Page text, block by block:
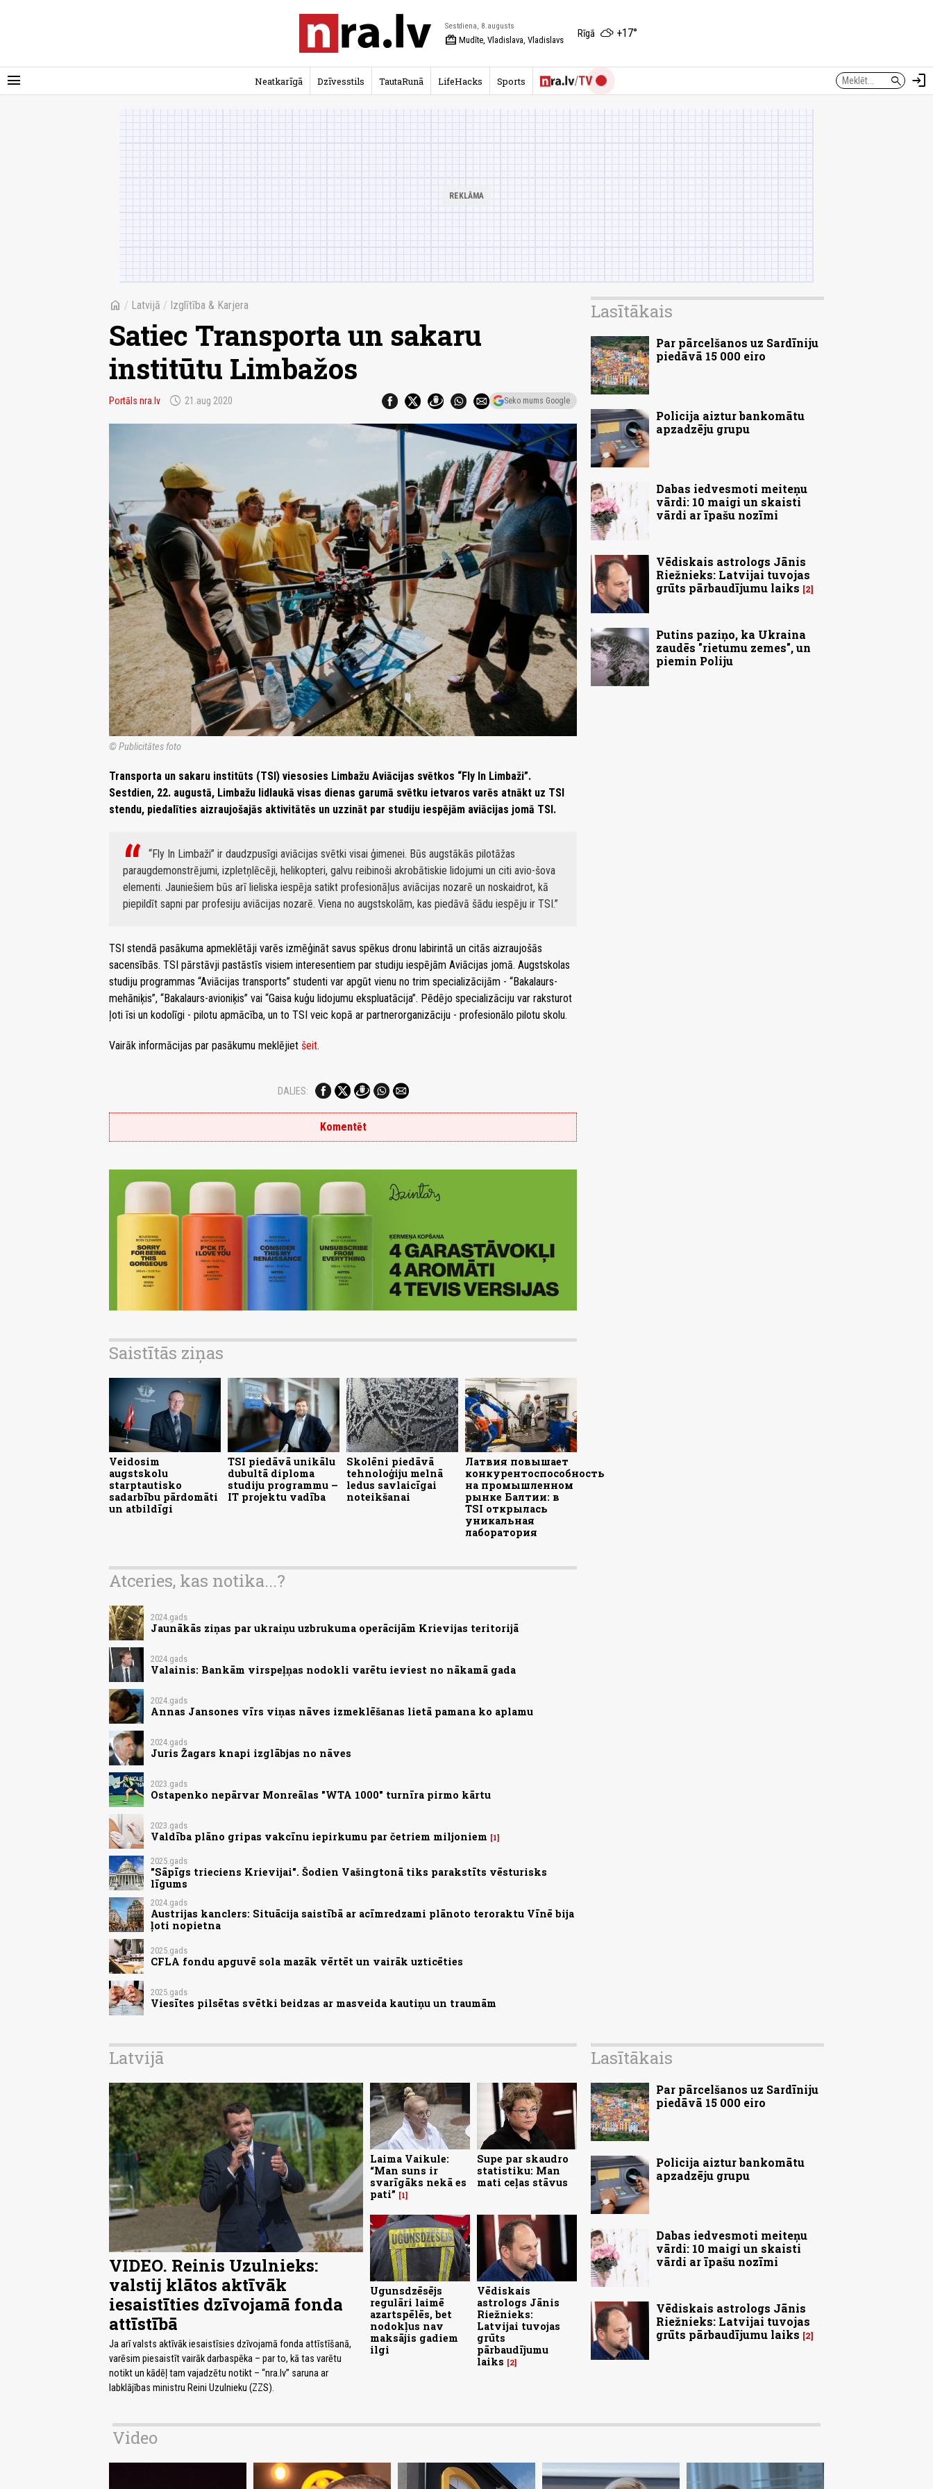
menu
Sestdiena, 8.augusts
redeem Mudīte, Vladislava, Vladislavs
Rīgā +17°
search login
Neatkarīgā Dzīvesstils TautaRunā LifeHacks Sports
home / Latvijā / Izglītība & Karjera
Satiec Transporta un sakaru
institūtu Limbažos
Portāls nra.lv schedule 21.aug 2020 Seko mums Google
© Publicitātes foto
Transporta un sakaru institūts (TSI) viesosies Limbažu Aviācijas svētkos “Fly In Limbaži”.
Sestdien, 22. augustā, Limbažu lidlaukā visas dienas garumā svētku ietvaros varēs atnākt uz TSI
stendu, piedalīties aizraujošajās aktivitātēs un uzzināt par studiju iespējām aviācijas jomā TSI.
“Fly In Limbaži” ir daudzpusīgi aviācijas svētki visai ģimenei. Būs augstākās pilotāžas
paraugdemonstrējumi, izpletņlēcēji, helikopteri, galvu reibinoši akrobātiskie lidojumi un citi avio-šova
elementi. Jauniešiem būs arī lieliska iespēja satikt profesionāļus aviācijas nozarē un noskaidrot, kā
piepildīt sapni par profesiju aviācijas nozarē. Viena no augstskolām, kas piedāvā šādu iespēju ir TSI.
TSI stendā pasākuma apmeklētāji varēs izmēģināt savus spēkus dronu labirintā un citās aizraujošās
sacensībās. TSI pārstāvji pastāstīs visiem interesentiem par studiju iespējām Aviācijas jomā. Augstskolas
studiju programmas “Aviācijas transports” studenti var apgūt vienu no trim specializācijām - “Bakalaurs-
mehāniķis”, “Bakalaurs-avioniķis” vai “Gaisa kuģu lidojumu ekspluatācija”. Pēdējo specializāciju var raksturot
ļoti īsi un kodolīgi - pilotu apmācība, un to TSI veic kopā ar partnerorganizāciju - profesionālo pilotu skolu.
Vairāk informācijas par pasākumu meklējiet šeit.
DALIES:
Komentēt
Saistītās ziņas
Veidosim
augstskolu
starptautisko
sadarbību pārdomāti
un atbildīgi
TSI piedāvā unikālu
dubultā diploma
studiju programmu –
IT projektu vadība
Skolēni piedāvā
tehnoloģiju melnā
ledus savlaicīgai
noteikšanai
Латвия повышает
конкурентоспособность
на промышленном
рынке Балтии: в
TSI открылась
уникальная
лаборатория
Atceries, kas notika...?
2024.gads
Jaunākās ziņas par ukraiņu uzbrukuma operācijām Krievijas teritorijā
2024.gads
Valainis: Bankām virspeļņas nodokli varētu ieviest no nākamā gada
2024.gads
Annas Jansones vīrs viņas nāves izmeklēšanas lietā pamana ko aplamu
2024.gads
Juris Žagars knapi izglābjas no nāves
2023.gads
Ostapenko nepārvar Monreālas "WTA 1000" turnīra pirmo kārtu
2023.gads
Valdība plāno gripas vakcīnu iepirkumu par četriem miljoniem 1
2025.gads
"Sāpīgs trieciens Krievijai". Šodien Vašingtonā tiks parakstīts vēsturisks
līgums
2024.gads
Austrijas kanclers: Situācija saistībā ar acīmredzami plānoto teroraktu Vīnē bija
ļoti nopietna
2025.gads
CFLA fondu apguvē sola mazāk vērtēt un vairāk uzticēties
2025.gads
Viesītes pilsētas svētki beidzas ar masveida kautiņu un traumām
Lasītākais
Par pārcelšanos uz Sardīniju
piedāvā 15 000 eiro
Policija aiztur bankomātu
apzadzēju grupu
Dabas iedvesmoti meiteņu
vārdi: 10 maigi un skaisti
vārdi ar īpašu nozīmi
Vēdiskais astrologs Jānis
Riežnieks: Latvijai tuvojas
grūts pārbaudījumu laiks
2
Putins paziņo, ka Ukraina
zaudēs "rietumu zemes", un
piemin Poliju
Latvijā
VIDEO. Reinis Uzulnieks:
valstij klātos aktīvāk
iesaistīties dzīvojamā fonda
attīstībā
Ja arī valsts aktīvāk iesaistīsies dzīvojamā fonda attīstīšanā,
varēsim piesaistīt vairāk darbaspēka – par to, kā tas varētu
notikt un kādēļ tam vajadzētu notikt – “nra.lv” saruna ar
labklājības ministru Reini Uzulnieku (ZZS).
Laima Vaikule:
“Man suns ir
svarīgāks nekā es
pati”
1
Supe par skaudro
statistiku: Man
mati ceļas stāvus
Ugunsdzēsējs
regulāri laimē
azartspēlēs, bet
nodokļus nav
maksājis gadiem
ilgi
Vēdiskais
astrologs Jānis
Riežnieks:
Latvijai tuvojas
grūts
pārbaudījumu
laiks
2
Lasītākais
Par pārcelšanos uz Sardīniju
piedāvā 15 000 eiro
Policija aiztur bankomātu
apzadzēju grupu
Dabas iedvesmoti meiteņu
vārdi: 10 maigi un skaisti
vārdi ar īpašu nozīmi
Vēdiskais astrologs Jānis
Riežnieks: Latvijai tuvojas
grūts pārbaudījumu laiks
2
Video